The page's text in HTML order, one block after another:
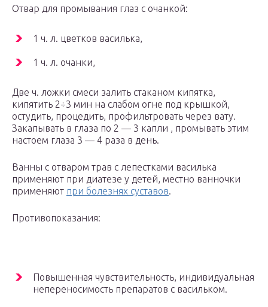
Отвар для промывания глаз с очанкой:
1 ч. л. цветков василька,
1 ч. л. очанки,
Две ч. ложки смеси залить стаканом кипятка,
кипятить 2÷3 мин на слабом огне под крышкой,
остудить, процедить, профильтровать через вату.
Закапывать в глаза по 2 — 3 капли , промывать этим
настоем глаза 3 — 4 раза в день.
Ванны с отваром трав с лепестками василька
применяют при диатезе у детей, местно ванночки
применяют при болезнях суставов.
Противопоказания:
Повышенная чувствительность, индивидуальная
непереносимость препаратов с васильком.